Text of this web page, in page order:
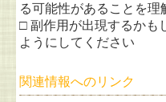
る可能性があることを理
□ 副作用が出現するかも
ようにしてください
関連情報へのリンク